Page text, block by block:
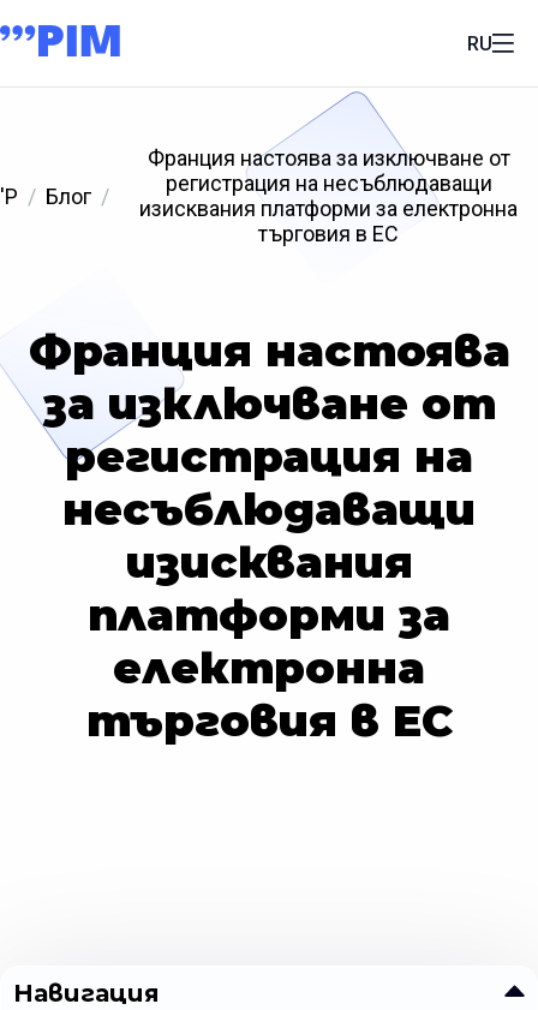
RU
'P Блог
Франция настоява за изключване от
регистрация на несъблюдаващи
изисквания платформи за електронна
търговия в ЕС
Франция настоява
за изключване от
регистрация на
несъблюдаващи
изисквания
платформи за
електронна
търговия в ЕС
Навигация